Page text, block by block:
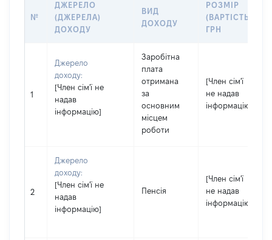
№
ДЖЕРЕЛО
(ДЖЕРЕЛА)
ДОХОДУ
ВИД
ДОХОДУ
РОЗМІР
(ВАРТІСТЬ),
ГРН
1
Джерело
доходу:
[Член сім'ї не
надав
інформацію]
Заробітна
плата
отримана
за
основним
місцем
роботи
[Член сім'ї
не надав
інформацію]
2
Джерело
доходу:
[Член сім'ї не
надав
інформацію]
Пенсія
[Член сім'ї
не надав
інформацію]